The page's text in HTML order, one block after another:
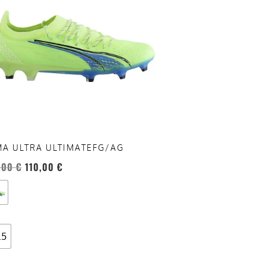
ULTRA ULTIMATEFG/AG
€ 110,00 €